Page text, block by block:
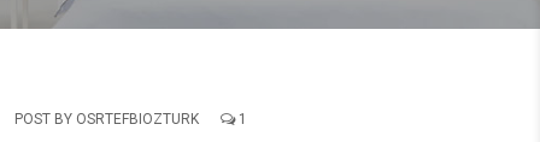
POST BY OSRTEFBIOZTURK 1